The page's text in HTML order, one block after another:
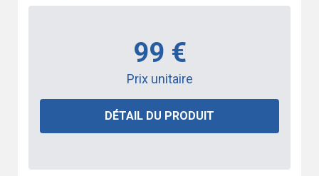
99 €
Prix unitaire
DÉTAIL DU PRODUIT